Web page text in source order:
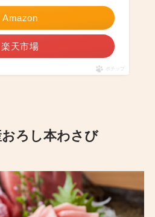
Amazon
楽天市場
ポチップ
ろし本わさび